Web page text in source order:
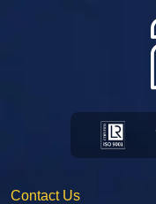
Contact Us